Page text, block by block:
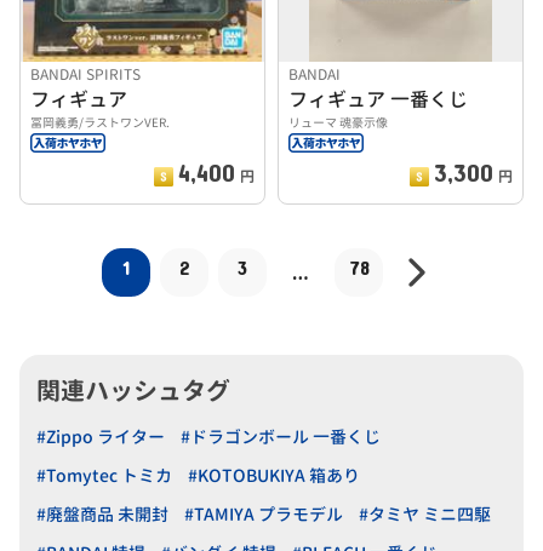
BANDAI SPIRITS
フィギュア
冨岡義勇/ラストワンVER.
4,400 円
BANDAI
フィギュア 一番くじ
リューマ 魂豪示像
3,300 円
1 2 3 … 78
関連ハッシュタグ
#Zippo ライター
#ドラゴンボール 一番くじ
#Tomytec トミカ
#KOTOBUKIYA 箱あり
#廃盤商品 未開封
#TAMIYA プラモデル
#タミヤ ミニ四駆